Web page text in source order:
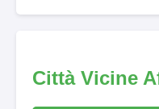
Città Vicine